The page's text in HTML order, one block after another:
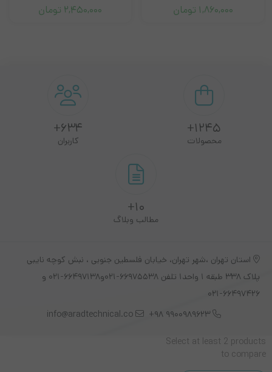
M2825, M2826, etc.)1,860,000 تومان 2,450,000 تومان
1245+
محصولات
634+
کاربران
10+
مطالب وبلاگ
استان تهران ،شهر تهران، خیابان فلسطین جنوبی ، نبش کوچه نایبی
پلاک 338 طبقه 1 واحد1 تلفن 66975538-021و66497138-021 و
66497426-021
9900989623 98+
info@aradtechnical.co
Select at least 2 products
to compare